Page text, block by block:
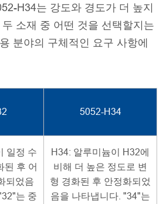
H34는 강도와 경도가 더 높지
소재 중 어떤 것을 선택할지는
분야의 구체적인 요구 사항에
5052-H34
일정 수
된 후 어
되었음
는 중
H34: 알루미늄이 H32에
비해 더 높은 정도로 변
형 경화된 후 안정화되었
음을 나타냅니다. "34"는